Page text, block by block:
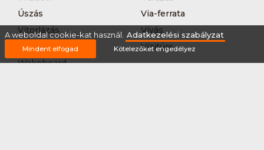
Úszás
Via-ferrata
Vitorlázás
Vívás
Vizilabda
Vizitúra
Wakeboard
A weboldal cookie-kat használ. Adatkezelési szabályzat
Mindent elfogad Kötelezőket engedélyez